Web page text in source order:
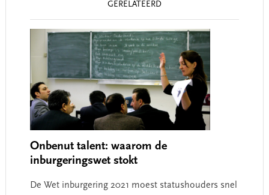
GERELATEERD
Onbenut talent: waarom de
inburgeringswet stokt
De Wet inburgering 2021 moest statushouders snel